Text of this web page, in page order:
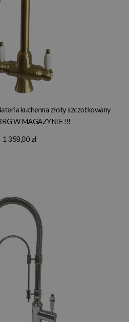
kuchenna złoty szczotkowany
W MAGAZYNIE !!!
1 358,00 zł